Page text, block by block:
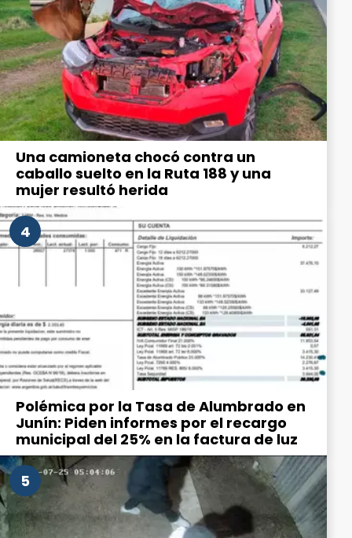
Una camioneta chocó contra un
caballo suelto en la Ruta 188 y una
mujer resultó herida
4
Polémica por la Tasa de Alumbrado en
Junín: Piden informes por el recargo
municipal del 25% en la factura de luz
5